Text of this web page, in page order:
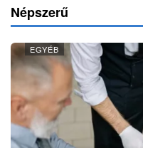
Népszerű
EGYÉB